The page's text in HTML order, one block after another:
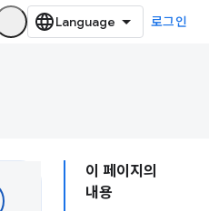
로그인
이 페이지의
내용